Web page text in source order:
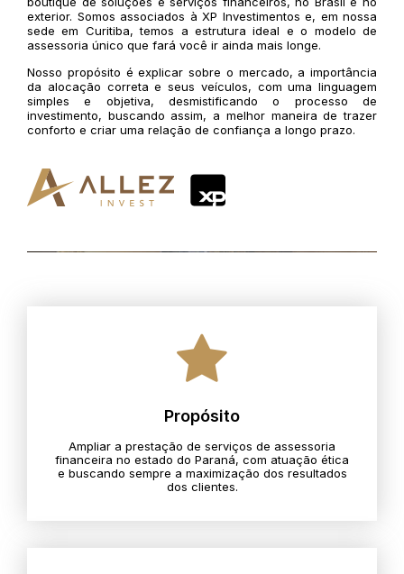
exterior. Somos associados à XP Investimentos e, em nossa
sede em Curitiba, temos a estrutura ideal e o modelo de
assessoria único que fará você ir ainda mais longe.
Nosso propósito é explicar sobre o mercado, a importância
da alocação correta e seus veículos, com uma linguagem
simples e objetiva, desmistificando o processo de
investimento, buscando assim, a melhor maneira de trazer
conforto e criar uma relação de confiança a longo prazo.
Propósito
Ampliar a prestação de serviços de assessoria
financeira no estado do Paraná, com atuação ética
e buscando sempre a maximização dos resultados
dos clientes.